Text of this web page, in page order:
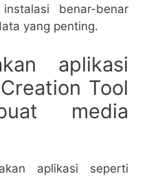
benar-benar
yang penting.
aplikasi
Tool
media
aplikasi seperti